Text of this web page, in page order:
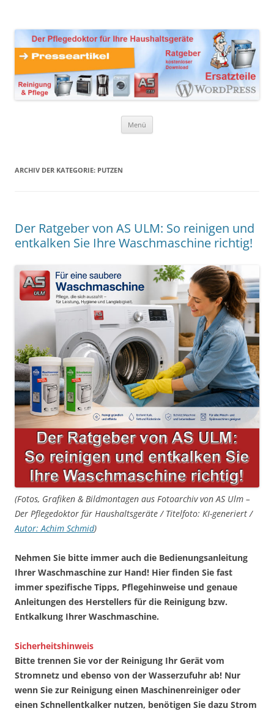
Haushaltsgeräte
Reinigungsprodukte und Pflegemittel
Menü
ARCHIV DER KATEGORIE: PUTZEN
Der Ratgeber von AS ULM: So reinigen und
entkalken Sie Ihre Waschmaschine richtig!
(Fotos, Grafiken & Bildmontagen aus Fotoarchiv von AS Ulm –
Der Pflegedoktor für Haushaltsgeräte / Titelfoto: KI-generiert /
Autor: Achim Schmid)
Nehmen Sie bitte immer auch die Bedienungsanleitung
Ihrer Waschmaschine zur Hand! Hier finden Sie fast
immer spezifische Tipps, Pflegehinweise und genaue
Anleitungen des Herstellers für die Reinigung bzw.
Entkalkung Ihrer Waschmaschine.
Sicherheitshinweis
Bitte trennen Sie vor der Reinigung Ihr Gerät vom
Stromnetz und ebenso von der Wasserzufuhr ab! Nur
wenn Sie zur Reinigung einen Maschinenreiniger oder
einen Schnellentkalker nutzen, benötigen Sie dazu Strom